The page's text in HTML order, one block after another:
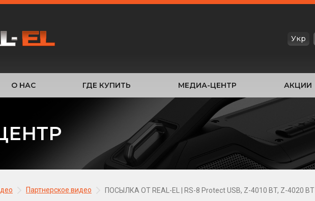
Укр
О НАС ГДЕ КУПИТЬ МЕДИА-ЦЕНТР АКЦИИ
Партнерское видео ПОСЫЛКА ОТ REAL-EL | RS-8 Protect USB, Z-4010 BT, Z-4020 BT